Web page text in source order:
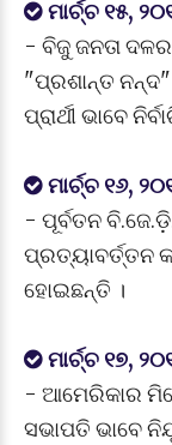
ମାର୍ଚ୍ଚ ୧୫,
- ବିଜୁ ଜନତା
"ପ୍ରଶାନ୍ତ
ପ୍ରାର୍ଥୀ ଭାବେ
ମାର୍ଚ୍ଚ ୧୬,
- ପୂର୍ବତନ
ପ୍ରତ୍ୟାବର୍ତ୍ତନ
ହୋଇଛନ୍ତି ।
ମାର୍ଚ୍ଚ ୧୭,
- ଆମେରିକାର
ସଭାପତି ଭାବେ